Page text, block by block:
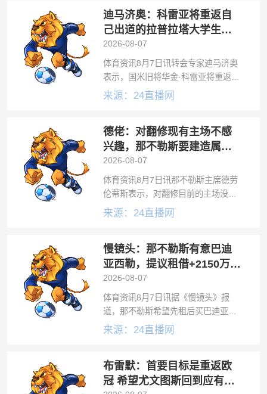
换和相关备案，并正式签下中场球员
迪布
迪马济奥：科雷亚将重返自
己出道的拉普拉塔大学生，
并签约2年
2026-08-07
体育资讯8月7日讯转会专家迪马济奥
表示，国米旧将华金·科雷亚将重返自
己出道的拉普拉塔大学生。现年31岁
等意甲强队。去年夏天科雷亚和国米
合同
来源：24直播网
德佬：对翻修现有主场不感
兴趣，那不勒斯要建造属于
自己的新球场
2026-08-07
体育资讯8月7日讯那不勒斯主席德劳
伦蒂斯表示，对翻修目前的主场没有
兴趣，而是希望建造新球场。目前那
比赛，那不勒斯市政府和市长盖塔诺·
曼
来源：24直播网
慢镜头：那不勒斯有意巴迪
亚西勒，提议租借+2150万欧
选择买断
2026-08-07
体育资讯8月7日讯据《慢镜头》报
道，那不勒斯希望先租后买巴迪亚西
勒，正在等待切尔西的答复。那不勒
那不勒斯正在尝试发起决定性攻势，
已经提出租
来源：24直播网
布雷默：首要目标是重返欧
冠 希望尤文图斯回到应有的